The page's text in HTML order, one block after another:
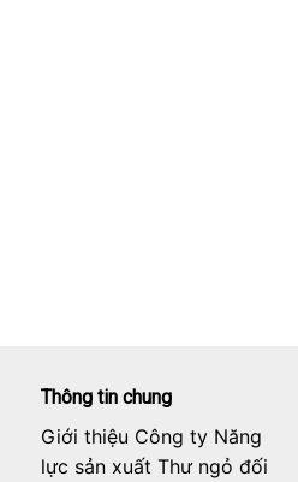
Thông tin chung
Giới thiệu Công ty Năng
lực sản xuất Thư ngỏ đối